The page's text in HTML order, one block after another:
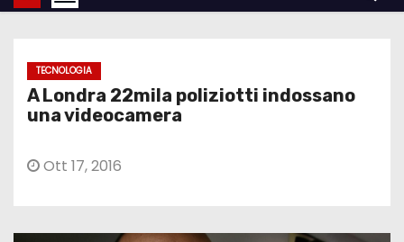
n
TECNOLOGIA
A Londra 22mila poliziotti indossano
una videocamera
Ott 17, 2016